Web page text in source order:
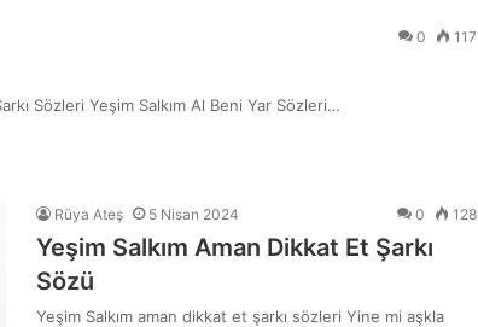
0 117
Sözleri Yeşim Salkım Al Beni Yar Sözleri…
Rüya Ateş 5 Nisan 2024 0 128
Yeşim Salkım Aman Dikkat Et Şarkı
Sözü
Yeşim Salkım aman dikkat et şarkı sözleri Yine mi aşkla